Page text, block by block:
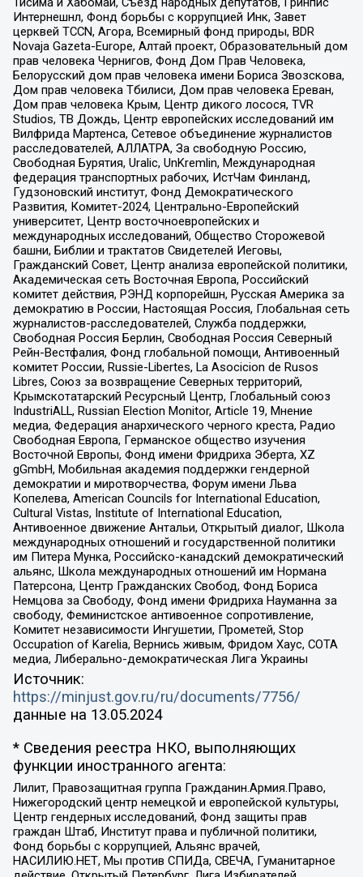
Интернешнл, Фонд борьбы с коррупцией Инк, Завет
церквей TCCN, Агора, Всемирный фонд природы, BDR
Novaja Gazeta-Europe, Алтай проект, Образовательный дом
прав человека Чернигов, Фонд Дом Прав Человека,
Белорусский дом прав человека имени Бориса Звозскова,
Дом прав человека Тбилиси, Дом прав человека Ереван,
Дом прав человека Крым, Центр дикого лосося, TVR
Studios, ТВ Дождь, Центр европейских исследований им
Вилфрида Мартенса, Сетевое объединение журналистов
расследователей, АЛЛАТРА, За свободную Россию,
Свободная Бурятия, Uralic, UnKremlin, Международная
федерация транспортных рабочих, ИстЧам Финланд,
Гудзоновский институт, Фонд Демократического
Развития, Комитет-2024, Центрально-Европейский
университет, Центр восточноевропейских и
международных исследований, Общество Сторожевой
башни, Библии и трактатов Свидетелей Иеговы,
Гражданский Совет, Центр анализа европейской политики,
Академическая сеть Восточная Европа, Российский
комитет действия, РЭНД корпорейшн, Русская Америка за
демократию в России, Настоящая Россия, Глобальная сеть
журналистов-расследователей, Служба поддержки,
Свободная Россия Берлин, Свободная Россия Северный
Рейн-Вестфалия, Фонд глобальной помощи, Антивоенный
комитет России, Russie-Libertes, La Asocicion de Rusos
Libres, Союз за возвращение Северных территорий,
Крымскотатарский Ресурсный Центр, Глобальный союз
IndustriALL, Russian Election Monitor, Article 19, Мнение
медиа, Федерация анархического черного креста, Радио
Свободная Европа, Германское общество изучения
Восточной Европы, Фонд имени Фридриха Эберта, XZ
gGmbH, Мобильная академия поддержки гендерной
демократии и миротворчества, Форум имени Льва
Копелева, American Councils for International Education,
Cultural Vistas, Institute of International Education,
Антивоенное движение Антальи, Открытый диалог, Школа
международных отношений и государственной политики
им Питера Мунка, Российско-канадский демократический
альянс, Школа международных отношений им Нормана
Патерсона, Центр Гражданских Свобод, Фонд Бориса
Немцова за Свободу, Фонд имени Фридриха Науманна за
свободу, Феминистское антивоенное сопротивление,
Комитет независимости Ингушетии, Прометей, Stop
Occupation of Karelia, Вернись живым, Фридом Хаус, СОТА
медиа, Либерально-демократическая Лига Украины
Источник:
https://minjust.gov.ru/ru/documents/7756/
данные на 13.05.2024
* Сведения реестра НКО, выполняющих
функции иностранного агента:
Лилит, Правозащитная группа Гражданин.Армия.Право,
Нижегородский центр немецкой и европейской культуры,
Центр гендерных исследований, Фонд защиты прав
граждан Штаб, Институт права и публичной политики,
Фонд борьбы с коррупцией, Альянс врачей,
НАСИЛИЮ.НЕТ, Мы против СПИДа, СВЕЧА, Гуманитарное